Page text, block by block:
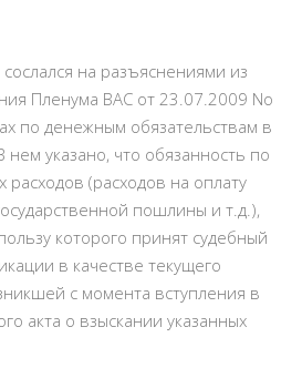
на разъяснениями из
Пленума ВАС от 23.07.2009 No
по денежным обязательствам в
нем указано, что обязанность по
(расходов на оплату
пошлины и т.д.),
которого принят судебный
в качестве текущего
с момента вступления в
акта о взыскании указанных